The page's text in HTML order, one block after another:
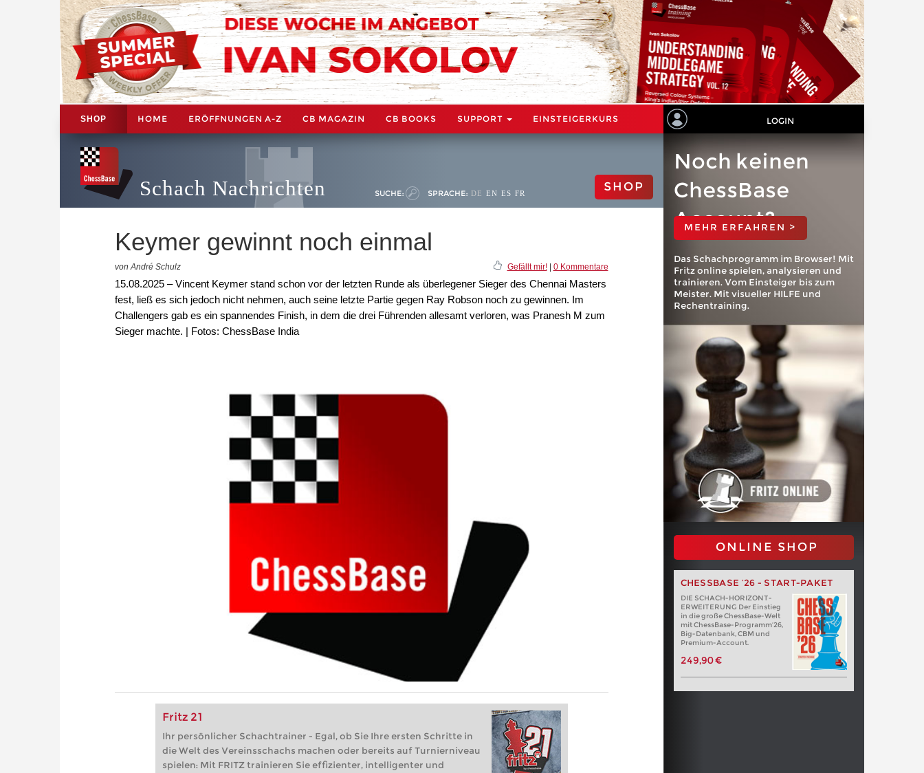
SHOP HOME ERÖFFNUNGEN A-Z CB MAGAZIN CB BOOKS SUPPORT EINSTEIGERKURS LOGIN
Schach Nachrichten SUCHE: SPRACHE: DE EN ES FR SHOP
Keymer gewinnt noch einmal
von André Schulz Gefällt mir!| 0 Kommentare
15.08.2025 – Vincent Keymer stand schon vor der letzten Runde als überlegener Sieger des Chennai Masters
fest, ließ es sich jedoch nicht nehmen, auch seine letzte Partie gegen Ray Robson noch zu gewinnen. Im
Challengers gab es ein spannendes Finish, in dem die drei Führenden allesamt verloren, was Pranesh M zum
Sieger machte. | Fotos: ChessBase India
Fritz 21
Ihr persönlicher Schachtrainer - Egal, ob Sie Ihre ersten Schritte in
die Welt des Vereinsschachs machen oder bereits auf Turnierniveau
spielen: Mit FRITZ trainieren Sie effizienter, intelligenter und
Noch keinen
ChessBase
Account?
MEHR ERFAHREN >
Das Schachprogramm im Browser! Mit
Fritz online spielen, analysieren und
trainieren. Vom Einsteiger bis zum
Meister. Mit visueller HILFE und
Rechentraining.
ONLINE SHOP
CHESSBASE ’26 - START-PAKET
DIE SCHACH-HORIZONT-
ERWEITERUNG Der Einstieg
in die große ChessBase-Welt
mit ChessBase-Programm’26,
Big-Datenbank, CBM und
Premium-Account.
249,90 €